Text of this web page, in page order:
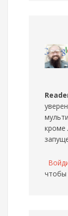
кроме
чтобы